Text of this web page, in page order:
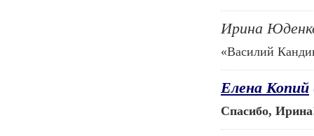
Ирина
«Василий
Елена Копий
Спасибо,